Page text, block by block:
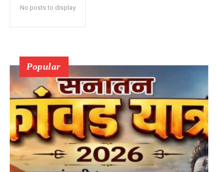
No posts to display
Popular